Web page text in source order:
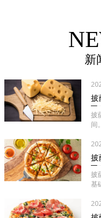
新
披
披
间
披
披
基